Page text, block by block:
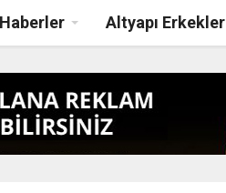
Haberler Altyapı Erkekler